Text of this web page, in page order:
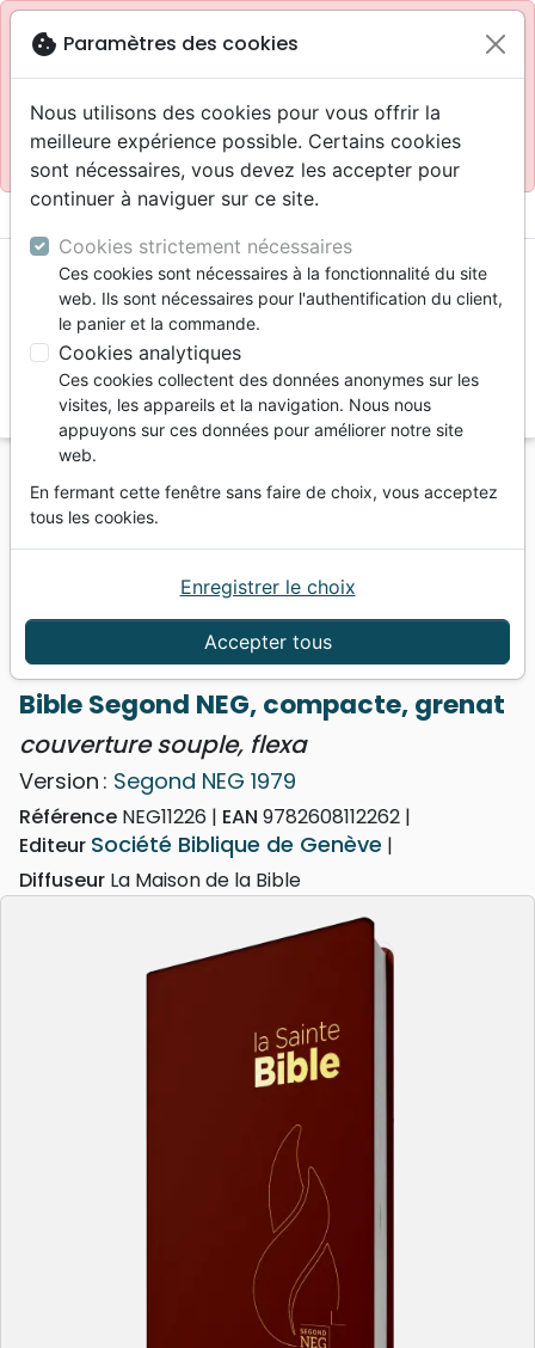
blockSite réservé aux professionnels
Accès pour les professionnels : Se connecter
Site pour le grand public : La Maison de la Bible
menu
Vous ne pouvez pas créer de nouvelle commande
depuis votre pays (United States).
Bibles standard
Bible Segond NEG, compacte, grenat - couverture
Bible Segond NEG, compacte, grenat
couverture souple, flexa
Version : Segond NEG 1979
Référence NEG11226 EAN 9782608112262
Editeur Société Biblique de Genève
Diffuseur La Maison de la Bible
cookie Paramètres des cookies
Nous utilisons des cookies pour vous offrir la
meilleure expérience possible. Certains cookies
sont nécessaires, vous devez les accepter pour
continuer à naviguer sur ce site.
Cookies strictement nécessaires
Ces cookies sont nécessaires à la fonctionnalité du site
web. Ils sont nécessaires pour l'authentification du client,
le panier et la commande.
Cookies analytiques
Ces cookies collectent des données anonymes sur les
visites, les appareils et la navigation. Nous nous
appuyons sur ces données pour améliorer notre site
web.
En fermant cette fenêtre sans faire de choix, vous acceptez
tous les cookies.
Accepter tous
Enregistrer le choix